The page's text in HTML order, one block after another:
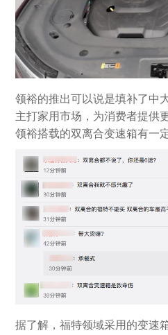
领裕的推出可以说是填补了中
主打家用市场，为消费者提供
领裕搭载的双离合变速箱有一
据了解，福特领域采用的变速